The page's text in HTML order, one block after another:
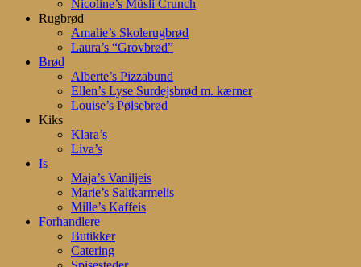
Nicoline’s Müsli Crunch
Rugbrød
Amalie’s Skolerugbrød
Laura’s “Grovbrød”
Brød
Alberte’s Pizzabund
Ellen’s Lyse Surdejsbrød m. kærner
Louise’s Pølsebrød
Kiks
Klara’s
Liva’s
Is
Maja’s Vaniljeis
Marie’s Saltkarmelis
Mille’s Kaffeis
Forhandlere
Butikker
Catering